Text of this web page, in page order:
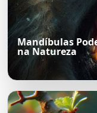
Mandíbulas
na Natureza